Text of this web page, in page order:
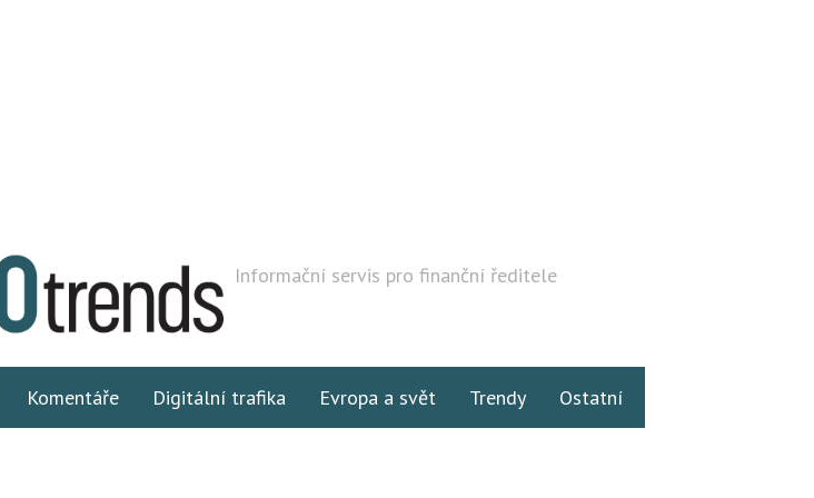
Informační servis pro finanční ředitele
Komentáře Digitální trafika Evropa a svět Trendy Ostatní